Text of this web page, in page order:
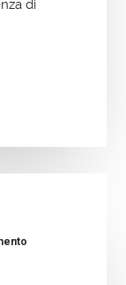
di